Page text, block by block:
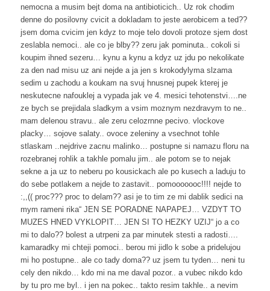
nemocna a musim bejt doma na antibioticich.. Uz rok chodim
denne do posilovny cvicit a dokladam to jeste aerobicem a ted??
jsem doma cvicim jen kdyz to moje telo dovoli protoze sjem dost
zeslabla nemoci.. ale co je blby?? zeru jak pominuta.. cokoli si
koupim ihned sezeru… kynu a kynu a kdyz uz jdu po nekolikate
za den nad misu uz ani nejde a ja jen s krokodylyma slzama
sedim u zachodu a koukam na svuj hnusnej pupek kterej je
neskutecne nafouklej a vypada jak ve 4. mesici tehotenstvi….ne
ze bych se prejidala sladkym a vsim moznym nezdravym to ne..
mam delenou stravu.. ale zeru celozrnne pecivo. vlockove
placky… sojove salaty.. ovoce zeleniny a vsechnot tohle
stlaskam ..nejdrive zacnu malinko… postupne si namazu floru na
rozebranej rohlik a takhle pomalu jim.. ale potom se to nejak
sekne a ja uz to neberu po kousickach ale po kusech a laduju to
do sebe potlakem a nejde to zastavit.. pomooooooc!!!! nejde to
:,,(( proc??? proc to delam?? asi je to tim ze mi dablik sedici na
mym rameni rika“ JEN SE PORADNE NAPAPEJ… VZDYT TO
MUZES HNED VYKLOPIT… JEN SI TO HEZKY UZIJ“ jo a co
mi to dalo?? bolest a utrpeni za par minutek stesti a radosti….
kamaradky mi chteji pomoci.. berou mi jidlo k sobe a pridelujou
mi ho postupne.. ale co tady doma?? uz jsem tu tyden… neni tu
cely den nikdo… kdo mi na me daval pozor.. a vubec nikdo kdo
by tu pro me byl.. i jen na pokec.. takto resim takhle.. a nevim